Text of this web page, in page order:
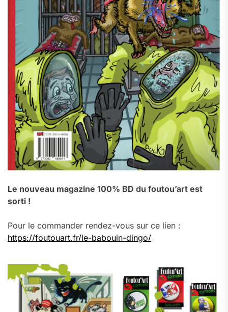
Le nouveau magazine 100% BD du foutou’art est
sorti !
Pour le commander rendez-vous sur ce lien :
https://foutouart.fr/le-babouin-dingo/